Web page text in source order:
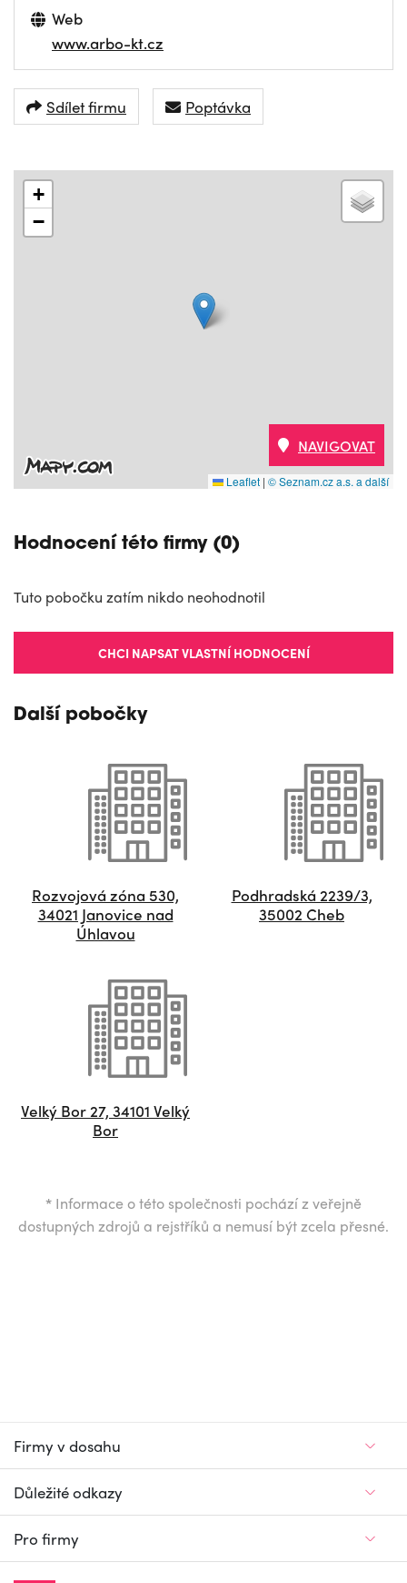
Web
www.arbo-kt.cz
Sdílet firmu Poptávka
+
−
Leaflet | © Seznam.cz a.s. a další
NAVIGOVAT
Hodnocení této firmy (0)
Tuto pobočku zatím nikdo neohodnotil
CHCI NAPSAT VLASTNÍ HODNOCENÍ
Další pobočky
Rozvojová zóna 530,
34021 Janovice nad
Úhlavou
Podhradská 2239/3,
35002 Cheb
Velký Bor 27, 34101 Velký
Bor
* Informace o této společnosti pochází z veřejně
dostupných zdrojů a rejstříků a nemusí být zcela přesné.
Firmy v dosahu
Důležité odkazy
Pro firmy